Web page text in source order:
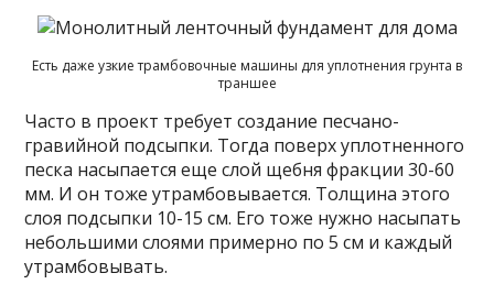
Есть даже узкие трамбовочные машины для уплотнения грунта в
траншее
Часто в проект требует создание песчано-
гравийной подсыпки. Тогда поверх уплотненного
песка насыпается еще слой щебня фракции 30-60
мм. И он тоже утрамбовывается. Толщина этого
слоя подсыпки 10-15 см. Его тоже нужно насыпать
небольшими слоями примерно по 5 см и каждый
утрамбовывать.